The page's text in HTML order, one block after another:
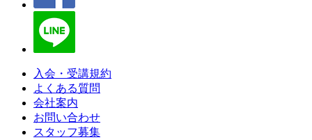
入会・受講規約
よくある質問
会社案内
お問い合わせ
スタッフ募集